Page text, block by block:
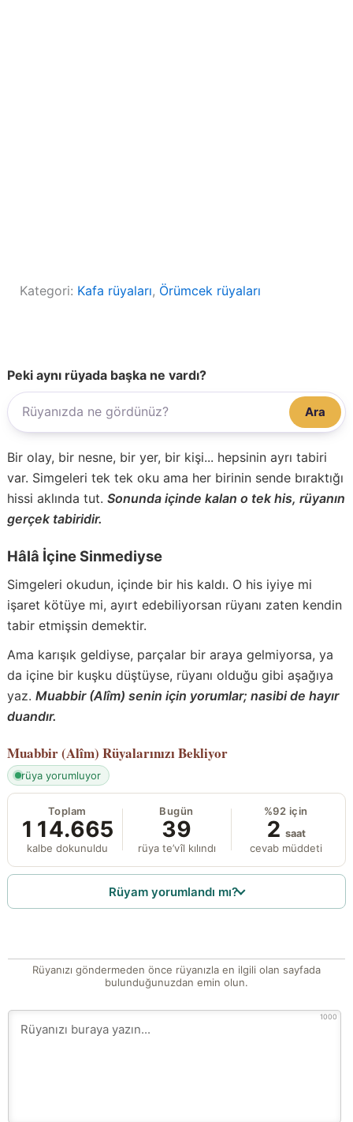
Kategori: Kafa rüyaları, Örümcek rüyaları
Peki aynı rüyada başka ne vardı?
Ara
Bir olay, bir nesne, bir yer, bir kişi... hepsinin ayrı tabiri
var. Simgeleri tek tek oku ama her birinin sende bıraktığı
hissi aklında tut. Sonunda içinde kalan o tek his, rüyanın
gerçek tabiridir.
Hâlâ İçine Sinmediyse
Simgeleri okudun, içinde bir his kaldı. O his iyiye mi
işaret kötüye mi, ayırt edebiliyorsan rüyanı zaten kendin
tabir etmişsin demektir.
Ama karışık geldiyse, parçalar bir araya gelmiyorsa, ya
da içine bir kuşku düştüyse, rüyanı olduğu gibi aşağıya
yaz. Muabbir (Alîm) senin için yorumlar; nasibi de hayır
duandır.
Muabbir (Alîm) Rüyalarınızı Bekliyor
rüya yorumluyor
Toplam
114.665
kalbe dokunuldu
Bugün
39
rüya te’vîl kılındı
%92 için
2 saat
cevab müddeti
Rüyam yorumlandı mı?
Rüyanızı göndermeden önce rüyanızla en ilgili olan sayfada
bulunduğunuzdan emin olun.
1000